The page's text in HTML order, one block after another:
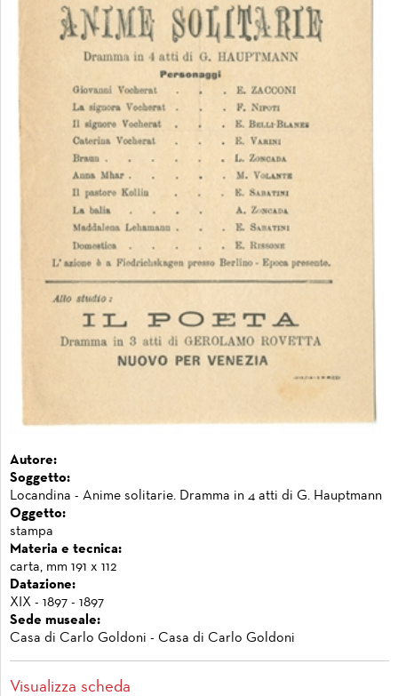
Autore:
Soggetto:
Locandina - Anime solitarie. Dramma in 4 atti di G. Hauptmann
Oggetto:
stampa
Materia e tecnica:
carta, mm 191 x 112
Datazione:
XIX - 1897 - 1897
Sede museale:
Casa di Carlo Goldoni - Casa di Carlo Goldoni
Visualizza scheda